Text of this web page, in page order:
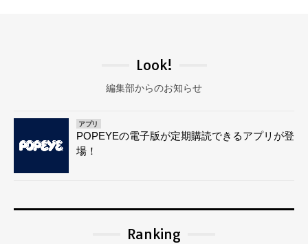
Look!
編集部からのお知らせ
アプリ
POPEYEの電子版が定期購読できるアプリが登
場！
Ranking